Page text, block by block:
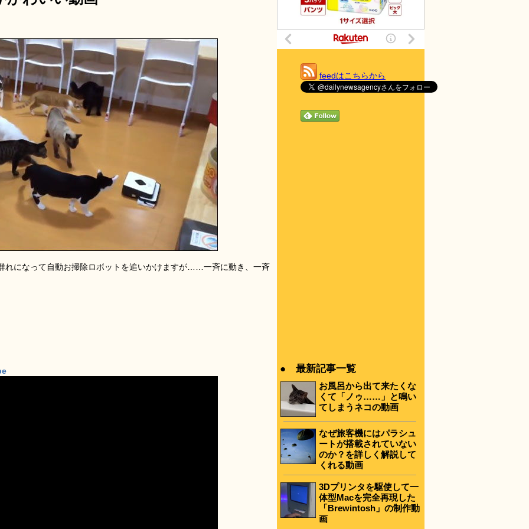
れになって自動お掃除ロボットを追いかけますが……一斉に動き、一斉
feedはこちらから
● 最新記事一覧
お風呂から出て来たくな
くて「ノゥ……」と鳴い
てしまうネコの動画
なぜ旅客機にはパラシュ
ートが搭載されていない
のか？を詳しく解説して
くれる動画
3Dプリンタを駆使して一
体型Macを完全再現した
「Brewintosh」の制作動
画